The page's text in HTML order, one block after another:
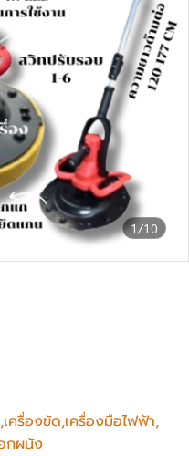
1/10
,เครื่องขัด,เครื่องมือไฟฟ้า,
กผนัง